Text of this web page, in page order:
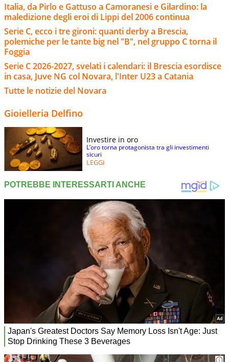
Italia, da Pirlo e Gattuso a Camoranesi e Gilardino: la
maledizione degli eroi di Lippi del 2006 continua
Serie C, ecco i tre gironi: quanti derby a Brescia,
polemiche per le tante big nel "B", nel gruppo C torna il
Foggia
Serie C 2026-2027, svelati i calendari: il Brescia esordisce
in casa, Juve NG col Novara, l'Inter U23 a Catania
Tutte le notizie del Novara
Gioielleria Delfino
Investire in oro
L’oro torna protagonista tra gli investimenti
sicuri
LEGGI